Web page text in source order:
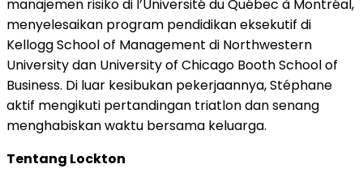
manajemen risiko di l’Université du Québec à Montréal,
menyelesaikan program pendidikan eksekutif di
Kellogg School of Management di Northwestern
University dan University of Chicago Booth School of
Business. Di luar kesibukan pekerjaannya, Stéphane
aktif mengikuti pertandingan triatlon dan senang
menghabiskan waktu bersama keluarga.
Tentang Lockton